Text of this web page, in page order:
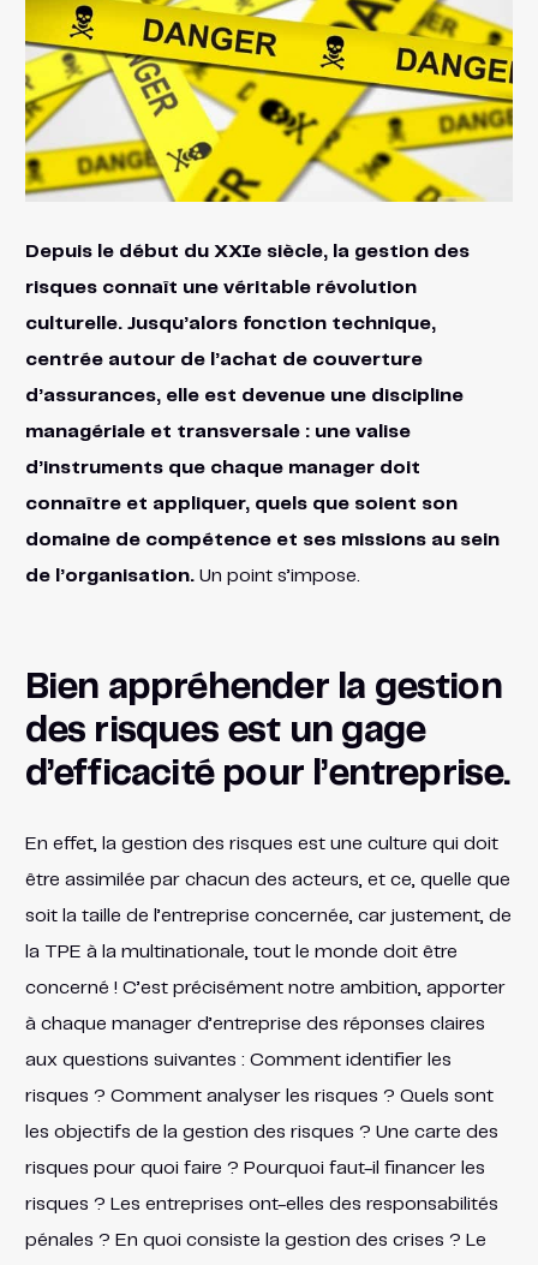
Depuis le début du XXIe siècle, la gestion des
risques connaît une véritable révolution
culturelle. Jusqu’alors fonction technique,
centrée autour de l’achat de couverture
d’assurances, elle est devenue une discipline
managériale et transversale : une valise
d’instruments que chaque manager doit
connaître et appliquer, quels que soient son
domaine de compétence et ses missions au sein
de l’organisation. Un point s’impose.
Bien appréhender la gestion
des risques est un gage
d’efficacité pour l’entreprise.
En effet, la gestion des risques est une culture qui doit
être assimilée par chacun des acteurs, et ce, quelle que
soit la taille de l’entreprise concernée, car justement, de
la TPE à la multinationale, tout le monde doit être
concerné ! C’est précisément notre ambition, apporter
à chaque manager d’entreprise des réponses claires
aux questions suivantes : Comment identifier les
risques ? Comment analyser les risques ? Quels sont
les objectifs de la gestion des risques ? Une carte des
risques pour quoi faire ? Pourquoi faut-il financer les
risques ? Les entreprises ont-elles des responsabilités
pénales ? En quoi consiste la gestion des crises ? Le